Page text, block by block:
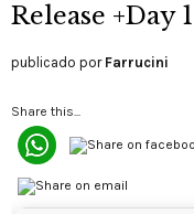
Release +Day
publicado por Farrucini
Share this...